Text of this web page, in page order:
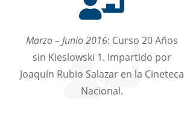
Marzo – Junio 2016: Curso 20 Años
sin Kieslowski 1. Impartido por
Joaquín Rubio Salazar en la Cineteca
Nacional.